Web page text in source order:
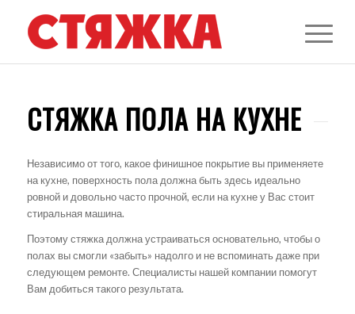
СТЯЖКА ПОЛА НА КУХНЕ
Независимо от того, какое финишное покрытие вы применяете
на кухне, поверхность пола должна быть здесь идеально
ровной и довольно часто прочной, если на кухне у Вас стоит
стиральная машина.
Поэтому стяжка должна устраиваться основательно, чтобы о
полах вы смогли «забыть» надолго и не вспоминать даже при
следующем ремонте. Специалисты нашей компании помогут
Вам добиться такого результата.